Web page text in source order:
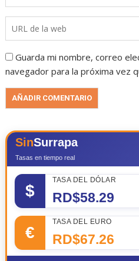
Guarda mi nombre, correo
navegador para la próxima vez
SinSurrapa
Tasas en tiempo real
$
TASA DEL DÓLAR
RD$58.29
€
TASA DEL EURO
RD$67.26